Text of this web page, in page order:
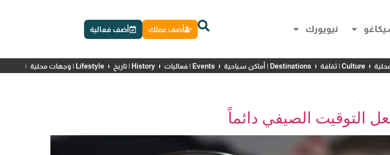
نيويورك أضف عملك أضف فعالية
Culture | ثقافة Destinations | أماكن سياحية Events | فعاليات History | تاريخ Lifestyle | وجهات محلية
التوقيت الصيفي دائماً